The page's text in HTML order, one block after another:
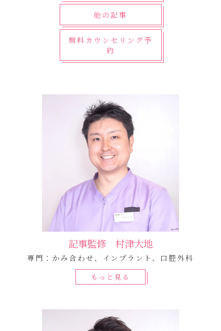
他の記事
無料カウンセリング予
約
記事監修 村津大地
専門：かみ合わせ、インプラント、口腔外科
もっと見る